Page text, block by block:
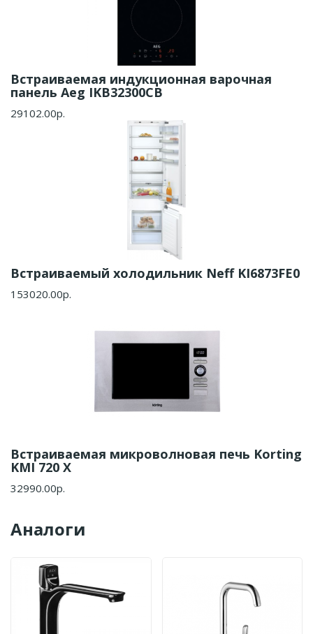
Встраиваемая индукционная варочная
панель Aeg IKB32300CB
29102.00р.
Встраиваемый холодильник Neff KI6873FE0
153020.00р.
Встраиваемая микроволновая печь Korting
KMI 720 X
32990.00р.
Аналоги